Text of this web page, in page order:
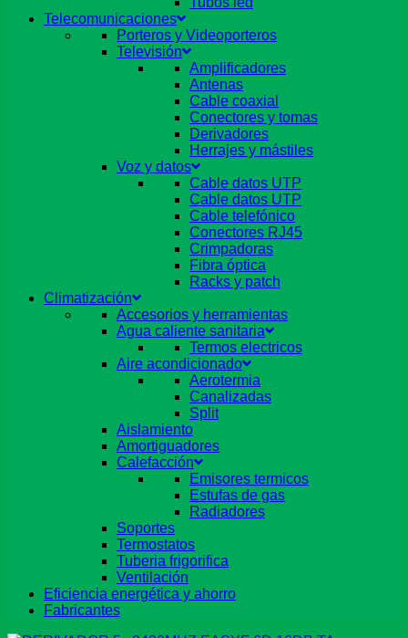
Telecomunicaciones
Porteros y Videoporteros
Televisión
Amplificadores
Antenas
Cable coaxial
Conectores y tomas
Derivadores
Herrajes y mástiles
Voz y datos
Cable datos UTP
Cable datos UTP
Cable telefónico
Conectores RJ45
Crimpadoras
Fibra óptica
Racks y patch
Climatización
Accesorios y herramientas
Agua caliente sanitaria
Termos electricos
Aire acondicionado
Aerotermia
Canalizadas
Split
Aislamiento
Amortiguadores
Calefacción
Emisores termicos
Estufas de gas
Radiadores
Soportes
Termostatos
Tuberia frigorifica
Ventilación
Eficiencia energética y ahorro
Fabricantes